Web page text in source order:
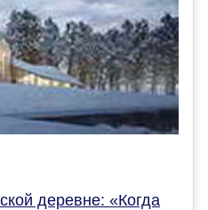
деревне: «Когда